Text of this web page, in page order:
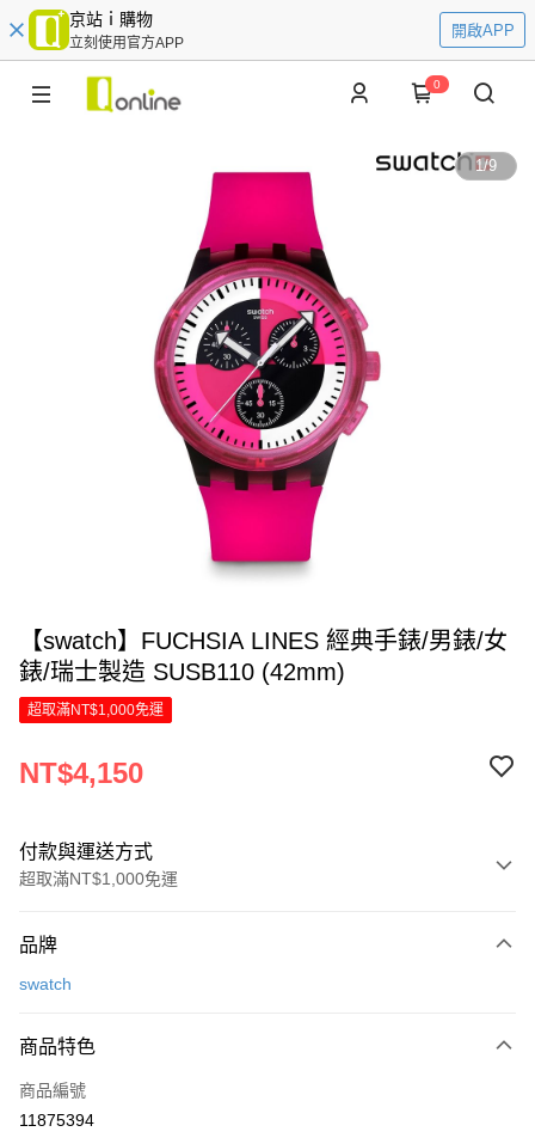
京站ｉ購物
立刻使用官方APP
開啟APP
0
1/9
【swatch】FUCHSIA LINES 經典手錶/男錶/女
錶/瑞士製造 SUSB110 (42mm)
超取滿NT$1,000免運
NT$4,150
付款與運送方式
超取滿NT$1,000免運
信用卡一次付款
6 期 0 利率 每期
合作金庫商業銀行
上海商業儲蓄銀行
LINE Pay
Apple Pay
品牌
swatch
商品特色
商品編號
11875394